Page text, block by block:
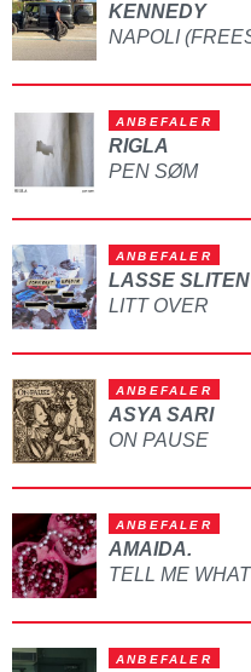
KENNEDY
ANBEFALER
RIGLA
PEN SØM
ANBEFALER
LASSE SLITEN
LITT OVER
ANBEFALER
ASYA SARI
ON PAUSE
ANBEFALER
AMAIDA.
ANBEFALER